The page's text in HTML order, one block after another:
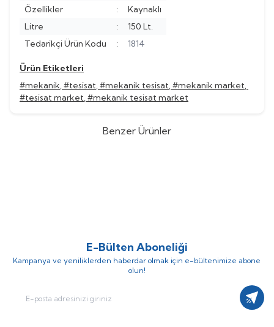
Özellikler
:
Kaynaklı
Litre
:
150 Lt.
Tedarikçi Ürün Kodu
: 1814
Ürün Etiketleri
#mekanik,#tesisat,#mekanik tesisat,#mekanik market,
#tesisat market,#mekanik tesisat market
Benzer Ürünler
E-Bülten Aboneliği
Kampanya ve yeniliklerden haberdar olmak için e-bültenimize abone
olun!